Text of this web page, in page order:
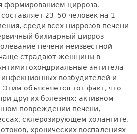
формированием цирроза.
23–50 человек на 1
среди всех циррозов печени
билиарный цирроз -
печени неизвестной
страдают женщины в
антитела
возбудителей и
объясняется тот факт, что
других болезнях: активном
повреждении печени,
склерозирующем холангите,
хронических воспалениях